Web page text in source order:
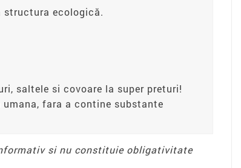
structura ecologică.
saltele si covoare la super preturi!
fara a contine substante
si nu constituie obligativitate